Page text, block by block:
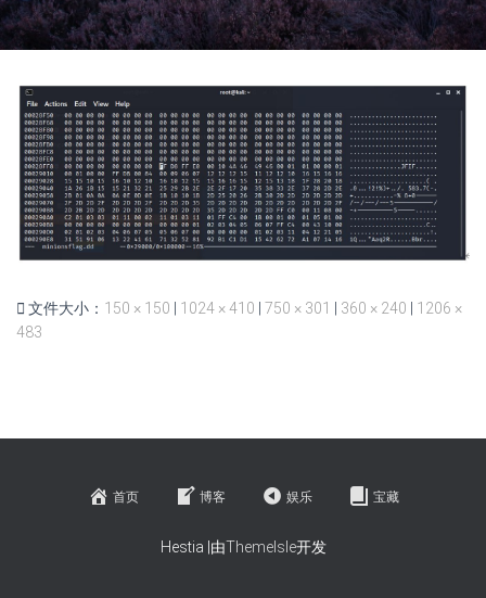
文件大小： 150 × 150 1024 × 410 750 × 301 360 × 240
1206 ×
483
首页 博客 娱乐 宝藏
Hestia |由ThemeIsle开发